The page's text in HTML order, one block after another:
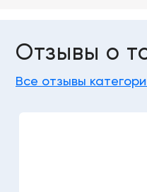
Отзывы о
Все отзывы